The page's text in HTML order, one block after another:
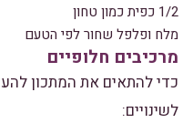
1/2 כפית כמון טחון
מלח ופלפל שחור לפי הטעם
מרכיבים חלופיים
כדי להתאים את המתכון
לשינויים: